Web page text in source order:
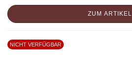
ZUM ARTIKEL
NICHT VERFÜGBAR